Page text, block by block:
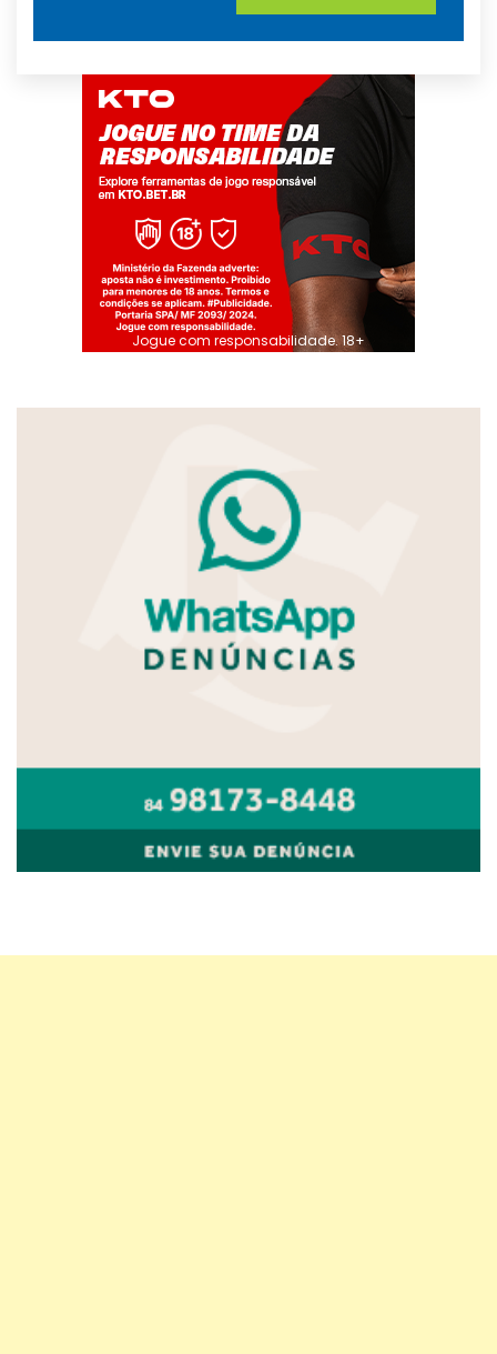
Jogue com responsabilidade. 18+